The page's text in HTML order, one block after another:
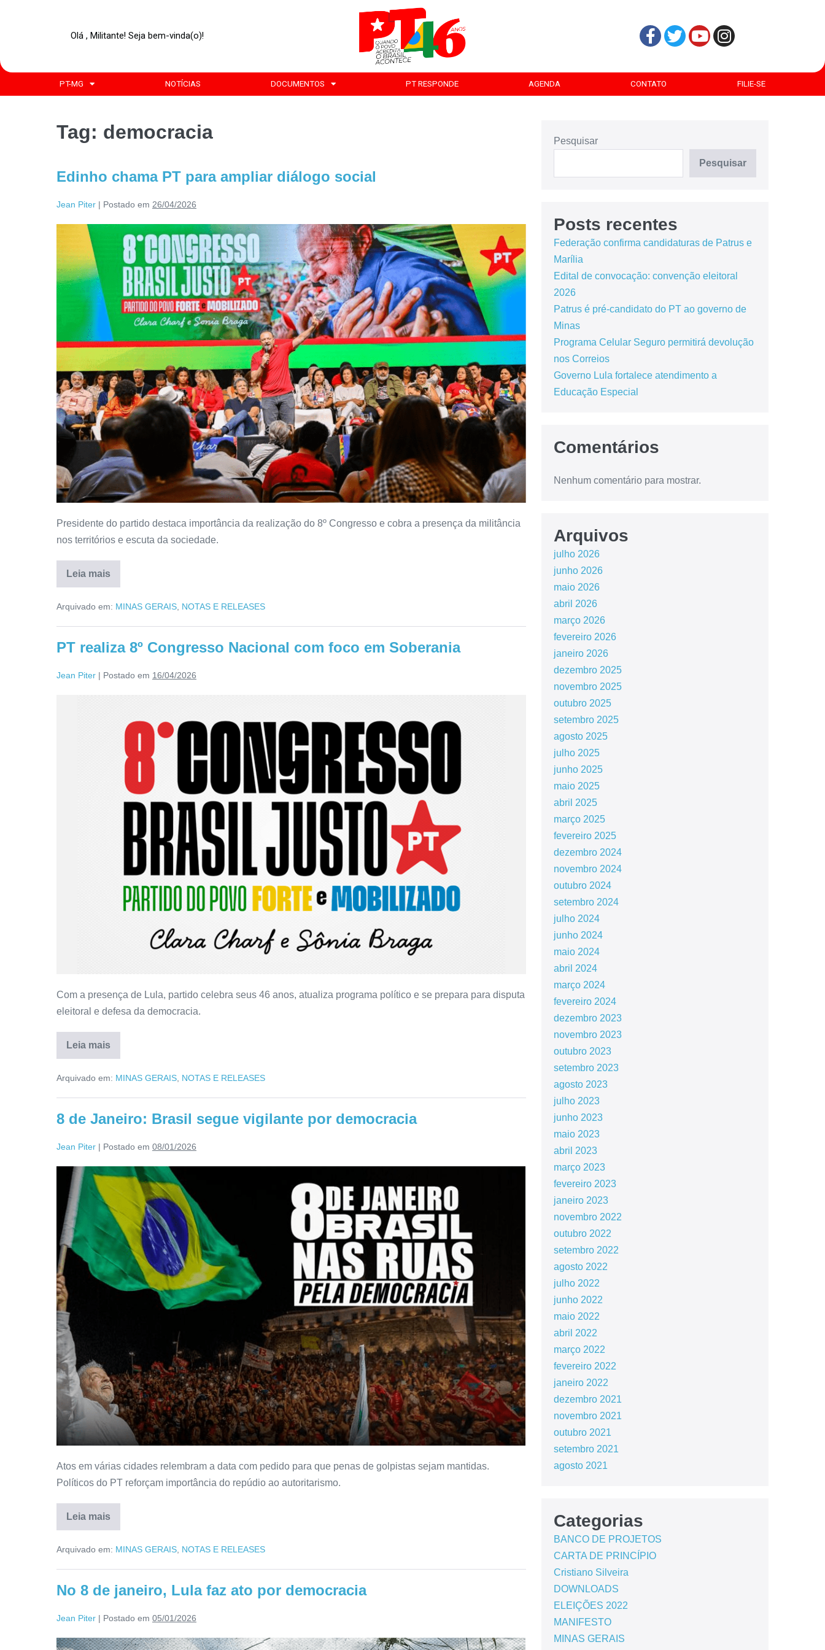
Olá , Militante! Seja bem-vinda(o)!
PT-MG NOTÍCIAS DOCUMENTOS PT RESPONDE AGENDA CONTATO FILIE-SE
Tag: democracia
Edinho chama PT para ampliar diálogo social
Jean Piter | Postado em 26/04/2026
Presidente do partido destaca importância da realização do 8º Congresso e cobra a presença da militância
nos territórios e escuta da sociedade.
Leia mais
Arquivado em: MINAS GERAIS, NOTAS E RELEASES
PT realiza 8º Congresso Nacional com foco em Soberania
Jean Piter | Postado em 16/04/2026
Com a presença de Lula, partido celebra seus 46 anos, atualiza programa político e se prepara para disputa
eleitoral e defesa da democracia.
Leia mais
Arquivado em: MINAS GERAIS, NOTAS E RELEASES
8 de Janeiro: Brasil segue vigilante por democracia
Jean Piter | Postado em 08/01/2026
Atos em várias cidades relembram a data com pedido para que penas de golpistas sejam mantidas.
Políticos do PT reforçam importância do repúdio ao autoritarismo.
Leia mais
Arquivado em: MINAS GERAIS NOTAS E RELEASES
No 8 de janeiro, Lula faz ato por democracia
Jean Piter | Postado em 05/01/2026
Pesquisar
Pesquisar
Posts recentes
Federação confirma candidaturas de Patrus e
Marília
Edital de convocação: convenção eleitoral
2026
Patrus é pré-candidato do PT ao governo de
Minas
Programa Celular Seguro permitirá devolução
nos Correios
Governo Lula fortalece atendimento a
Educação Especial
Comentários
Nenhum comentário para mostrar.
Arquivos
julho 2026
junho 2026
maio 2026
abril 2026
março 2026
fevereiro 2026
janeiro 2026
dezembro 2025
novembro 2025
outubro 2025
setembro 2025
agosto 2025
julho 2025
junho 2025
maio 2025
abril 2025
março 2025
fevereiro 2025
dezembro 2024
novembro 2024
outubro 2024
setembro 2024
julho 2024
junho 2024
maio 2024
abril 2024
março 2024
fevereiro 2024
dezembro 2023
novembro 2023
outubro 2023
setembro 2023
agosto 2023
julho 2023
junho 2023
maio 2023
abril 2023
março 2023
fevereiro 2023
janeiro 2023
novembro 2022
outubro 2022
setembro 2022
agosto 2022
julho 2022
junho 2022
maio 2022
abril 2022
março 2022
fevereiro 2022
janeiro 2022
dezembro 2021
novembro 2021
outubro 2021
setembro 2021
agosto 2021
Categorias
BANCO DE PROJETOS
CARTA DE PRINCÍPIO
Cristiano Silveira
DOWNLOADS
ELEIÇÕES 2022
MANIFESTO
MINAS GERAIS